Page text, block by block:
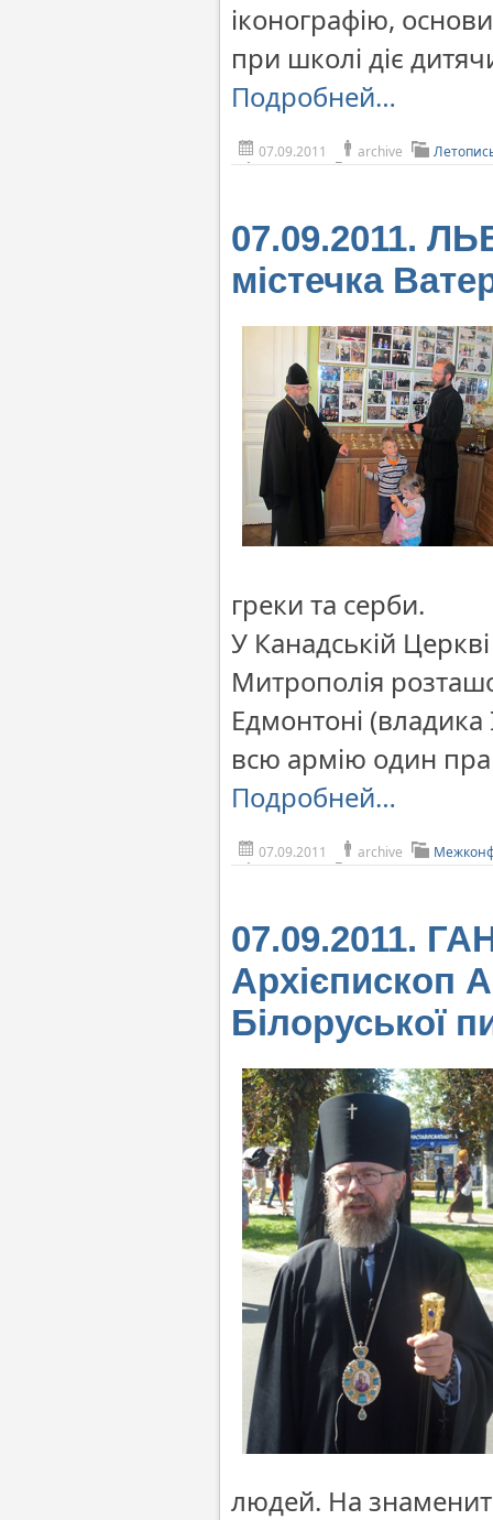
іконографію,
при школі діє
Подробней…
07.09.2011 archive
07.09.2011.
містечка
греки та серби.
У Канадській
Митрополія
Едмонтоні (владика
всю армію один
Подробней…
07.09.2011 archive
07.09.2011.
Архієпископ
Білоруської
людей. На